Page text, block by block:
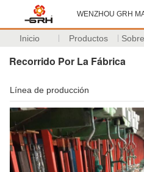
WENZHOU GRH
Inicio Productos
Recorrido Por La Fábrica
Línea de producción